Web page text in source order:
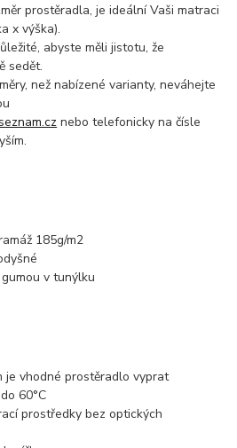
prostěradla, je ideální Vaši matraci
x výška).
abyste měli jistotu, že
sedět.
než nabízené varianty, neváhejte
nebo telefonicky na čísle
185g/m2
v tunýlku
je vhodné prostěradlo vyprat
60°C
prostředky bez optických